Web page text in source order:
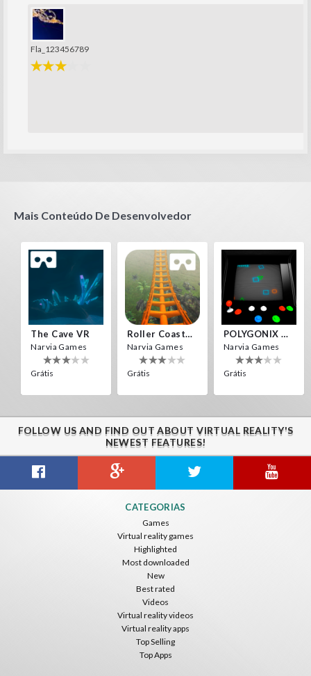
Fla_123456789
Mais Conteúdo De Desenvolvedor
The Cave VR
Narvia Games
Grátis
Roller Coaster VR
Narvia Games
Grátis
POLYGONIX VR
Narvia Games
Grátis
FOLLOW US AND FIND OUT ABOUT VIRTUAL REALITY'S
NEWEST FEATURES!
CATEGORIAS
Games
Virtual reality games
Highlighted
Most downloaded
New
Best rated
Videos
Virtual reality videos
Virtual reality apps
Top Selling
Top Apps